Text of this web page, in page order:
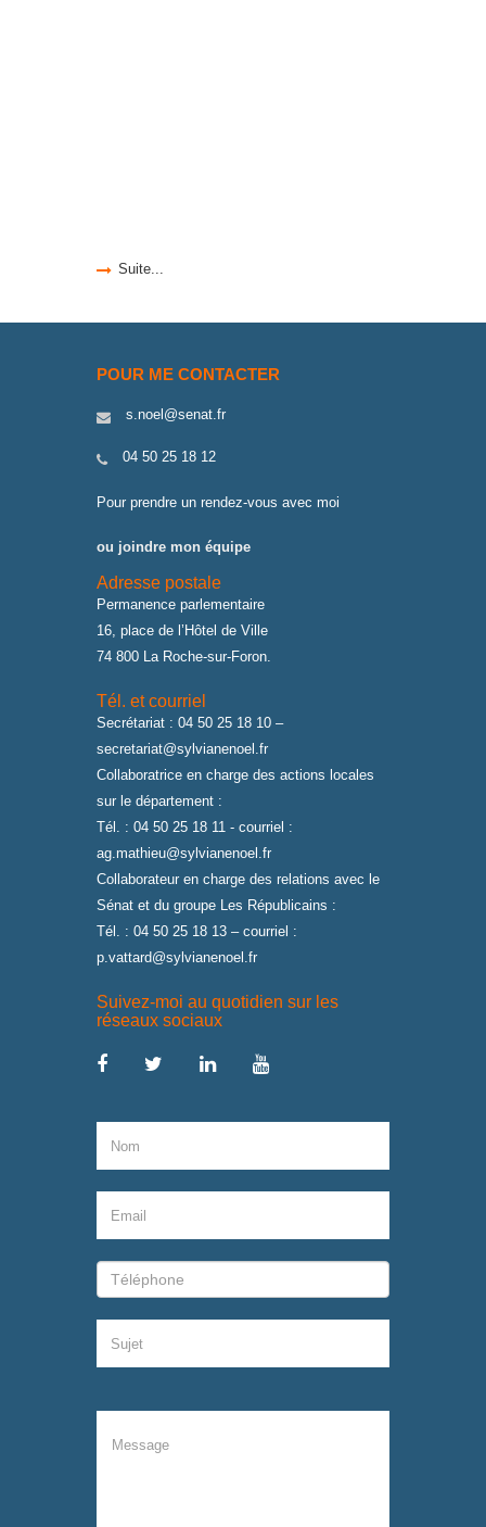
Suite...
POUR ME CONTACTER
s.noel@senat.fr
04 50 25 18 12
Pour prendre un rendez-vous avec moi
ou joindre mon équipe
Adresse postale
Permanence parlementaire
16, place de l’Hôtel de Ville
74 800 La Roche-sur-Foron.
Tél. et courriel
Secrétariat : 04 50 25 18 10 –
secretariat@sylvianenoel.fr
Collaboratrice en charge des actions locales
sur le département :
Tél. : 04 50 25 18 11 - courriel :
ag.mathieu@sylvianenoel.fr
Collaborateur en charge des relations avec le
Sénat et du groupe Les Républicains :
Tél. : 04 50 25 18 13 – courriel :
p.vattard@sylvianenoel.fr
Suivez-moi au quotidien sur les
réseaux sociaux